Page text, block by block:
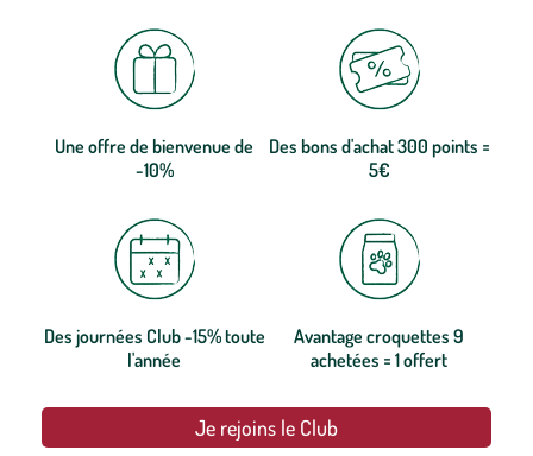
Une offre de bienvenue de
-10%
Des bons d'achat 300 points =
5€
Des journées Club -15% toute
l'année
Avantage croquettes 9
achetées = 1 offert
Je rejoins le Club